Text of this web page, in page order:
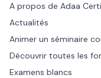
A propos de Adaa
Actualités
Animer un séminaire
Découvrir toutes les
Examens blancs